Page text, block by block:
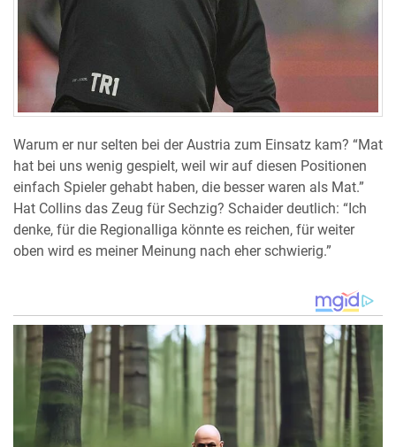
Warum er nur selten bei der Austria zum Einsatz kam? “Mat
hat bei uns wenig gespielt, weil wir auf diesen Positionen
einfach Spieler gehabt haben, die besser waren als Mat.”
Hat Collins das Zeug für Sechzig? Schaider deutlich: “Ich
denke, für die Regionalliga könnte es reichen, für weiter
oben wird es meiner Meinung nach eher schwierig.”